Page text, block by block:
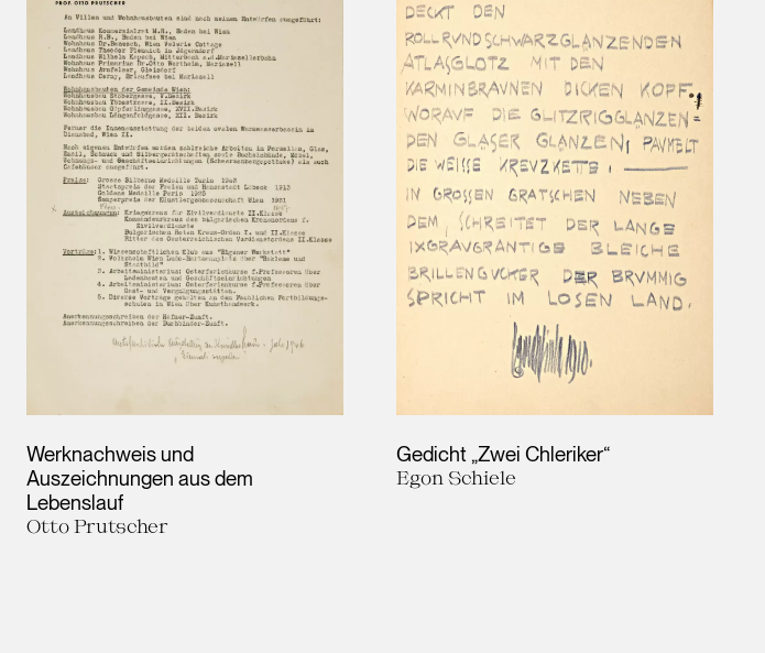
Werknachweis und
Auszeichnungen aus dem
Lebenslauf
Otto Prutscher
Gedicht „Zwei Chleriker“
Egon Schiele